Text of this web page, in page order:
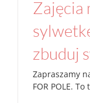
Zajęcia
zbuduj
Zapraszamy
FOR POLE.